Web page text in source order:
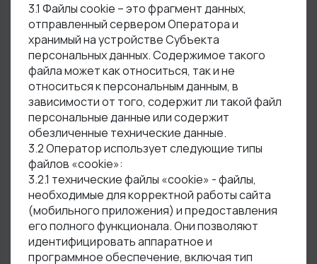
3.1 Файлы cookie – это фрагмент данных,
отправленный сервером Оператора и
хранимый на устройстве Субъекта
персональных данных. Содержимое такого
файла может как относиться, так и не
относиться к персональным данным, в
зависимости от того, содержит ли такой файл
персональные данные или содержит
обезличенные технические данные.
3.2 Оператор использует следующие типы
файлов «cookie»:
3.2.1 технические файлы «cookie» - файлы,
необходимые для корректной работы сайта
(мобильного приложения) и предоставления
его полного функционала. Они позволяют
идентифицировать аппаратное и
программное обеспечение, включая тип